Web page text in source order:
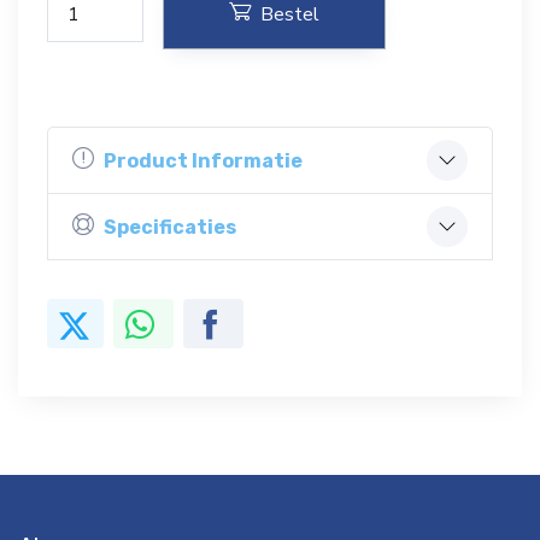
Bestel
Product Informatie
Specificaties